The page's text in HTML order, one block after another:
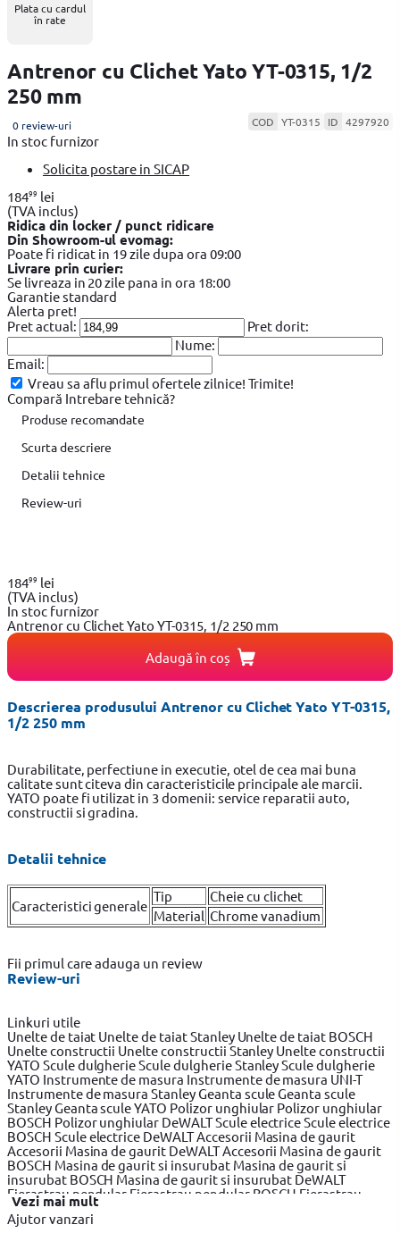
Plata cu cardul
în rate
Antrenor cu Clichet Yato YT-0315, 1/2
250 mm
0 review-uri COD YT-0315 ID 4297920
In stoc furnizor
Solicita postare in SICAP
18499 lei
(TVA inclus)
Ridica din locker / punct ridicare
Din Showroom-ul evomag:
Poate fi ridicat in 19 zile dupa ora 09:00
Livrare prin curier:
Se livreaza in 20 zile pana in ora 18:00
Garantie standard
Alerta pret!
Pret actual:
Pret dorit:
Nume:
Email:
Vreau sa aflu primul ofertele zilnice! Trimite!
Compară Intrebare tehnică?
Produse recomandate
Scurta descriere
Detalii tehnice
Review-uri
18499 lei
(TVA inclus)
In stoc furnizor
Antrenor cu Clichet Yato YT-0315, 1/2 250 mm
Adaugă în coș
Descrierea produsului Antrenor cu Clichet Yato YT-0315,
1/2 250 mm
Durabilitate, perfectiune in executie, otel de cea mai buna
calitate sunt citeva din caracteristicile principale ale marcii.
YATO poate fi utilizat in 3 domenii: service reparatii auto,
constructii si gradina.
Detalii tehnice
Caracteristici generale
Tip
Cheie cu clichet
Material Chrome vanadium
Fii primul care adauga un review
Review-uri
Linkuri utile
Unelte de taiat Unelte de taiat Stanley Unelte de taiat BOSCH
Unelte constructii Unelte constructii Stanley Unelte constructii
YATO Scule dulgherieScule dulgherie StanleyScule dulgherie
YATO Instrumente de masura Instrumente de masura UNI-T
Instrumente de masura StanleyGeanta sculeGeanta scule
StanleyGeanta scule YATO Polizor unghiular Polizor unghiular
BOSCH Polizor unghiular DeWALTScule electriceScule electrice
BOSCH Scule electrice DeWALTAccesorii Masina de gaurit
Accesorii Masina de gaurit DeWALTAccesorii Masina de gaurit
BOSCH Masina de gaurit si insurubat Masina de gaurit si
insurubat BOSCH Masina de gaurit si insurubat DeWALT
Fierastrau pendular Fierastrau pendular BOSCH Fierastrau
pendular DeWALT
DeWALTFierastrau circular BOSCH
Vezi mai mult
Ajutor vanzari